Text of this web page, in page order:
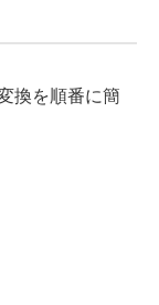
換を順番に簡